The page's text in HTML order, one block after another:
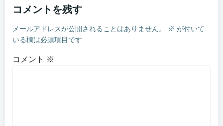
コメントを残す
メールアドレスが公開されることはありません。 ※ が付いて
いる欄は必須項目です
コメント ※